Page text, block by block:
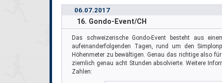
06.07.2017
16. Gondo-Event/CH
Das schweizerische Gondo-Event besteht aus
aufeinanderfolgenden Tagen, rund um den
Höhenmeter zu bewältigen. Genau das richtige also
ziemlich genau acht Stunden absolvierte. Weitere
Zahlen: